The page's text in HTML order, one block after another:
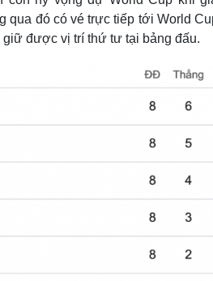
đẹp
Văn hóa
Sân khấu -
Văn học
Di sản
qua đó có vé trực tiếp tới World
được vị trí thứ tư tại bảng đấu.